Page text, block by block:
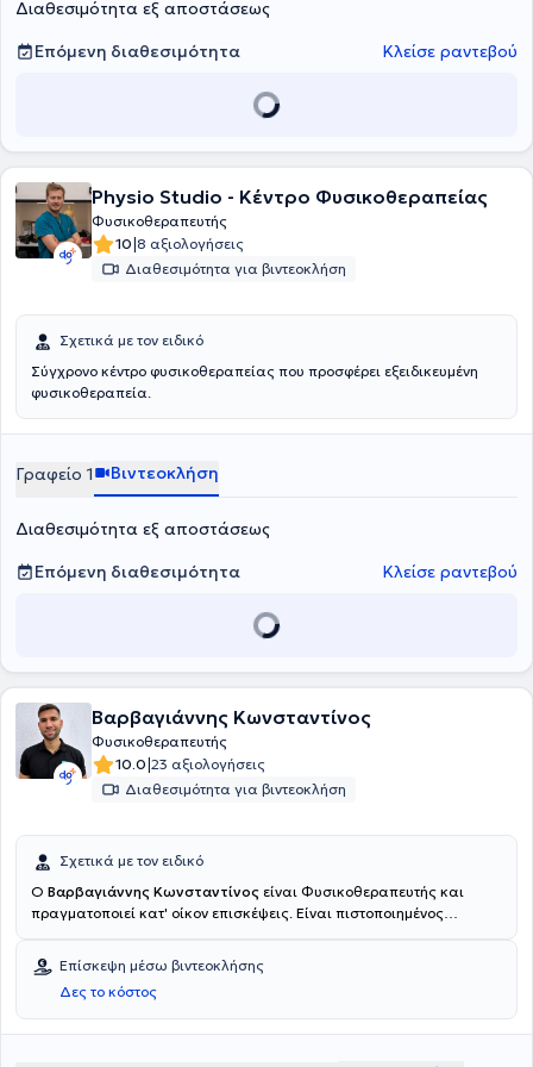
σύγχρονα μηχανήματα όπως μαγνητικός διεγέρτης, κρουστικός
στήλης κλπ. Πλαισιώνεται από φυσικοθεραπευτές μέλη του
εμπειρία. Τέλος, αντιμετωπίζονται μυοσκελετικές παθήσεις,
αθλητικές κακώσεις, λεμφοίδημα, νευρολογικές και
Διαθεσιμότητα εξ αποστάσεως
Επόμενη διαθεσιμότητα
Κλείσε ραντεβού
Physio Studio - Κέντρο Φυσικοθεραπείας
Φυσικοθεραπευτής
10|8 αξιολογήσεις
Διαθεσιμότητα για βιντεοκλήση
Σχετικά με τον ειδικό
Σύγχρονο κέντρο φυσικοθεραπείας που προσφέρει εξειδικευμένη
φυσικοθεραπεία.
Γραφείο 1 Βιντεοκλήση
Διαθεσιμότητα εξ αποστάσεως
Επόμενη διαθεσιμότητα
Κλείσε ραντεβού
Βαρβαγιάννης Κωνσταντίνος
Φυσικοθεραπευτής
10.0|23 αξιολογήσεις
Διαθεσιμότητα για βιντεοκλήση
Σχετικά με τον ειδικό
Ο Βαρβαγιάννης Κωνσταντίνος είναι Φυσικοθεραπευτής και
πραγματοποιεί κατ' οίκον επισκέψεις. Είναι πιστοποιημένος
μυοσκελετικών παθήσεων και πολυετή εμπειρία στην παροχή
εξατομικευμένων θεραπευτικών προγραμμάτων, προσαρμοσμένων
στις ανάγκες και τους στόχους κάθε ασθενούς. Εστιάζει στη
συνολική βελτίωση της λειτουργικότητας, της κινητικότητας και της
σύγχρονες μεθόδους αποκατάστασης και διαρκή επαγγελματική
Επίσκεψη μέσω βιντεοκλήσης
Δες το κόστος